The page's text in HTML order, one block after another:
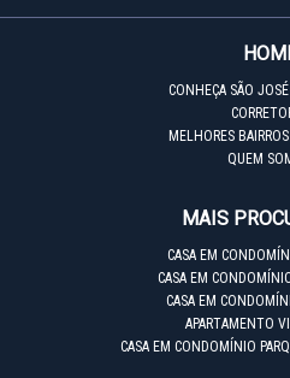
CONHEÇA SÃO
MELHORES
QUEM
MAIS
CASA EM
CASA EM
CASA EM
APARTAMENTO
CASA EM CONDOMÍNIO